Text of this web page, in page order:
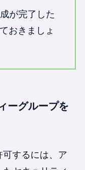
が完了した
おきましょ
ーグループを
するには、ア